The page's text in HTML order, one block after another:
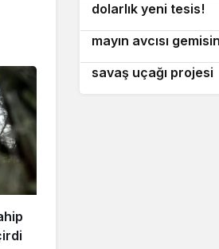
dolarlık yeni tesis!
mayın avcısı
aşaması!
savaş uçağı projesi